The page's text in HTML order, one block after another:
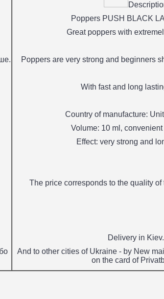
Poppers PUSH BLACK
Great poppers with
Poppers are very strong and beginners
With fast and long
Country of manufacture:
Volume: 10 ml,
Effect: very strong and
The price corresponds to the quality
Delivery in Kiev.
And to other cities of Ukraine - by New
on the card of